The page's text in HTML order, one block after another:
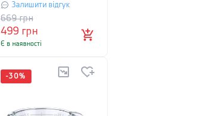
Залишити відгук
499 грн
669грн
Є в наявності
-30%